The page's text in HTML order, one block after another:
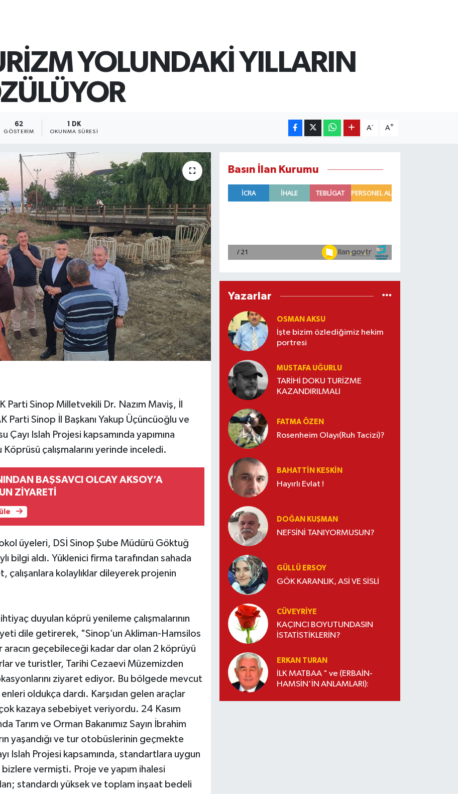
YOLUNDAKİ YILLARIN
62
GÖSTERIM
1 DK
OKUNMA SÜRESI
A- A+
Sinop Milletvekili Dr. Nazım Maviş, İl
Parti Sinop İl Başkanı Yakup Üçüncüoğlu ve
Islah Projesi kapsamında yapımına
çalışmalarını yerinde inceledi.
BAŞSAVCI OLCAY AKSOY’A
ZİYARETİ
üyeleri, DSİ Sinop Şube Müdürü Göktuğ
bilgi aldı. Yüklenici firma tarafından sahada
kolaylıklar dileyerek projenin
duyulan köprü yenileme çalışmalarının
dile getirerek, "Sinop’un Akliman-Hamsilos
aracın geçebileceği kadar dar olan 2 köprüyü
ve turistler, Tarihi Cezaevi Müzemizden
ziyaret ediyor. Bu bölgede mevcut
oldukça dardı. Karşıdan gelen araçlar
kazaya sebebiyet veriyordu. 24 Kasım
Tarım ve Orman Bakanımız Sayın İbrahim
yaşandığı ve tur otobüslerinin geçmekte
Islah Projesi kapsamında, standartlara uygun
vermişti. Proje ve yapım ihalesi
standardı yüksek ve toplam inşaat bedeli
Basın İlan Kurumu
Yazarlar
OSMAN AKSU
İşte bizim özlediğimiz hekim
portresi
MUSTAFA UĞURLU
TARİHİ DOKU TURİZME
KAZANDIRILMALI
FATMA ÖZEN
Rosenheim Olayı(Ruh Tacizi)?
BAHATTIN KESKİN
Hayırlı Evlat !
DOĞAN KUŞMAN
NEFSİNİ TANIYORMUSUN?
GÜLLÜ ERSOY
GÖK KARANLIK, ASİ VE SİSLİ
CÜVEYRIYE
KAÇINCI BOYUTUNDASIN
İSTATİSTİKLERİN?
ERKAN TURAN
İLK MATBAA " ve (ERBAİN-
HAMSİN'İN ANLAMLARI):